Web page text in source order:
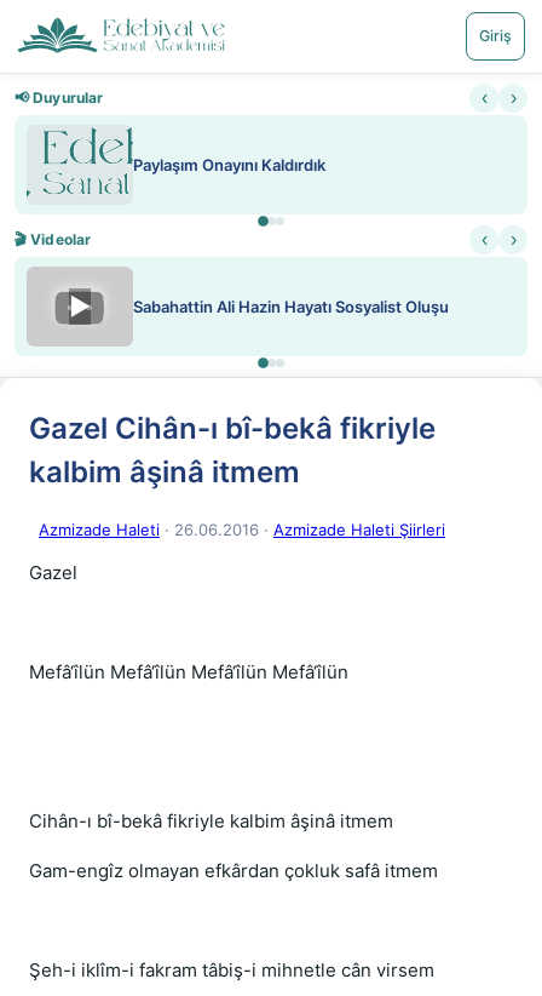
Giriş
📢 Duyurular ‹ ›
Paylaşım Onayını Kaldırdık
🎬 Videolar ‹ ›
▶ Sabahattin Ali Hazin Hayatı Sosyalist Oluşu
Gazel Cihân-ı bî-bekâ fikriyle
kalbim âşinâ itmem
Azmizade Haleti · 26.06.2016 · Azmizade Haleti Şiirleri
Gazel
Mefâ‘îlün Mefâ‘îlün Mefâ‘îlün Mefâ‘îlün
Cihân-ı bî-bekâ fikriyle kalbim âşinâ itmem
Gam-engîz olmayan efkârdan çokluk safâ itmem
Şeh-i iklîm-i fakram tâbiş-i mihnetle cân virsem